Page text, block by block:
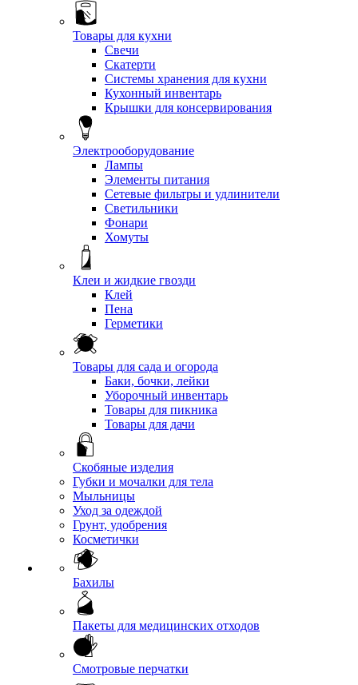
Товары для кухни
Свечи
Скатерти
Системы хранения для кухни
Кухонный инвентарь
Крышки для консервирования
Электрооборудование
Лампы
Элементы питания
Сетевые фильтры и удлинители
Светильники
Фонари
Хомуты
Клеи и жидкие гвозди
Клей
Пена
Герметики
Товары для сада и огорода
Баки, бочки, лейки
Уборочный инвентарь
Товары для пикника
Товары для дачи
Скобяные изделия
Губки и мочалки для тела
Мыльницы
Уход за одеждой
Грунт, удобрения
Косметички
Бахилы
Пакеты для медицинских отходов
Смотровые перчатки